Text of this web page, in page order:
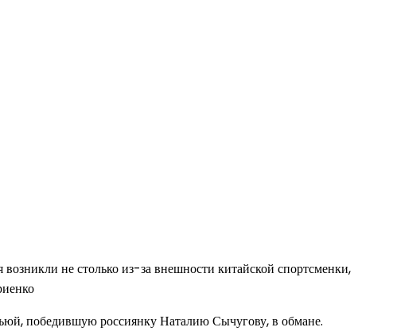
не столько из-за внешности китайской спортсменки,
победившую россиянку Наталию Сычугову, в обмане.